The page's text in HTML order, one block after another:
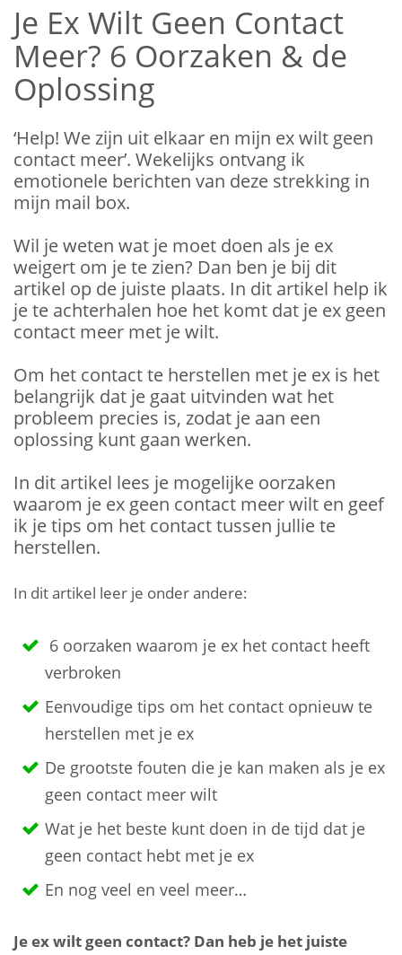
Je Ex Wilt Geen Contact
Meer? 6 Oorzaken & de
Oplossing
‘Help! We zijn uit elkaar en mijn ex wilt geen
contact meer’. Wekelijks ontvang ik
emotionele berichten van deze strekking in
mijn mail box.
Wil je weten wat je moet doen als je ex
weigert om je te zien? Dan ben je bij dit
artikel op de juiste plaats. In dit artikel help ik
je te achterhalen hoe het komt dat je ex geen
contact meer met je wilt.
Om het contact te herstellen met je ex is het
belangrijk dat je gaat uitvinden wat het
probleem precies is, zodat je aan een
oplossing kunt gaan werken.
In dit artikel lees je mogelijke oorzaken
waarom je ex geen contact meer wilt en geef
ik je tips om het contact tussen jullie te
herstellen.
In dit artikel leer je onder andere:
6 oorzaken waarom je ex het contact heeft
verbroken
Eenvoudige tips om het contact opnieuw te
herstellen met je ex
De grootste fouten die je kan maken als je ex
geen contact meer wilt
Wat je het beste kunt doen in de tijd dat je
geen contact hebt met je ex
En nog veel en veel meer…
Je ex wilt geen contact? Dan heb je het juiste